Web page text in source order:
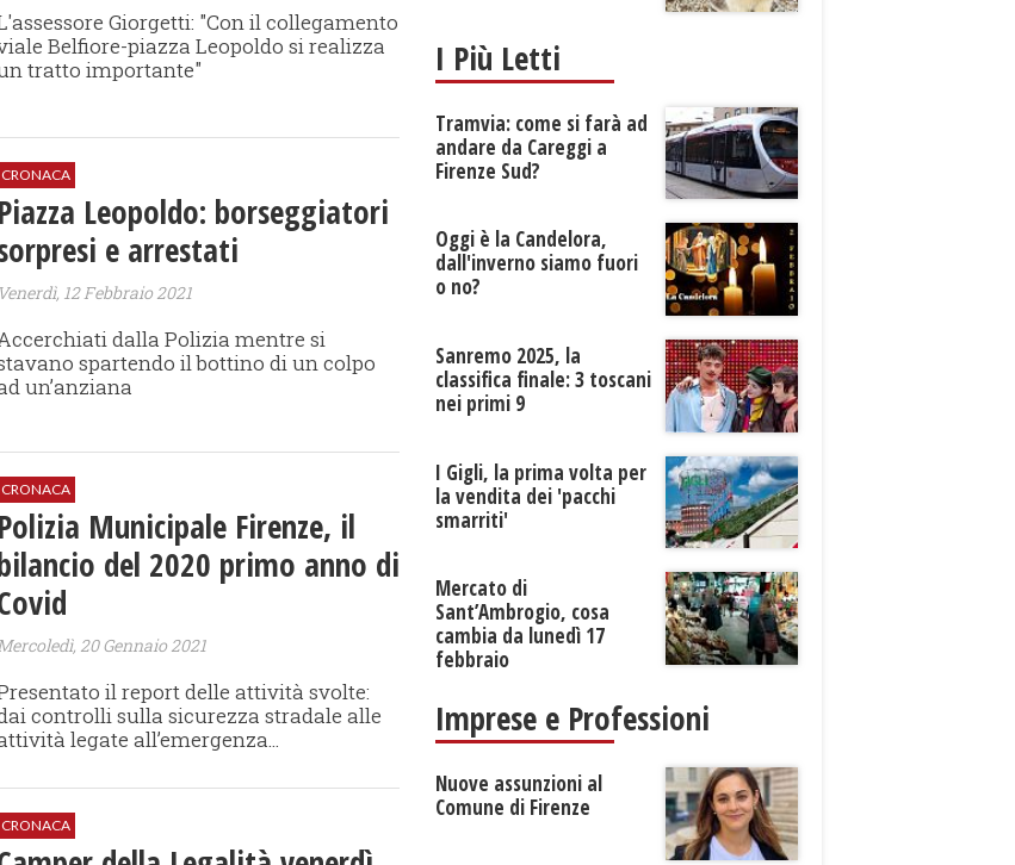
Giorgetti: "Con il collegamento
Belfiore-piazza Leopoldo si realizza
tratto importante"
CRONACA
Piazza Leopoldo: borseggiatori
e arrestati
Venerdì, 12 Febbraio 2021
dalla Polizia mentre si
spartendo il bottino di un colpo
un’anziana
CRONACA
Polizia Municipale Firenze, il
del 2020 primo anno di
Mercoledì, 20 Gennaio 2021
il report delle attività svolte:
controlli sulla sicurezza stradale alle
legate all’emergenza...
CRONACA
I Più Letti
Tramvia: come si farà ad
andare da Careggi a
Firenze Sud?
Oggi è la Candelora,
dall'inverno siamo fuori
o no?
Sanremo 2025, la
classifica finale: 3 toscani
nei primi 9
I Gigli, la prima volta per
la vendita dei 'pacchi
smarriti'
Mercato di
Sant’Ambrogio, cosa
cambia da lunedì 17
febbraio
Imprese e Professioni
Nuove assunzioni al
Comune di Firenze